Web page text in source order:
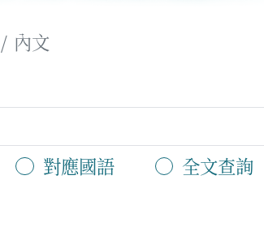
內文
對應國語 全文查詢